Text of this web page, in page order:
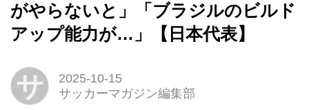
がやらないと」「ブラジルのビルド
アップ能力が…」【日本代表】
サ
2025-10-15
サッカーマガジン編集部